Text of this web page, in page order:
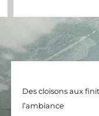
Des cloisons aux
l’ambiance